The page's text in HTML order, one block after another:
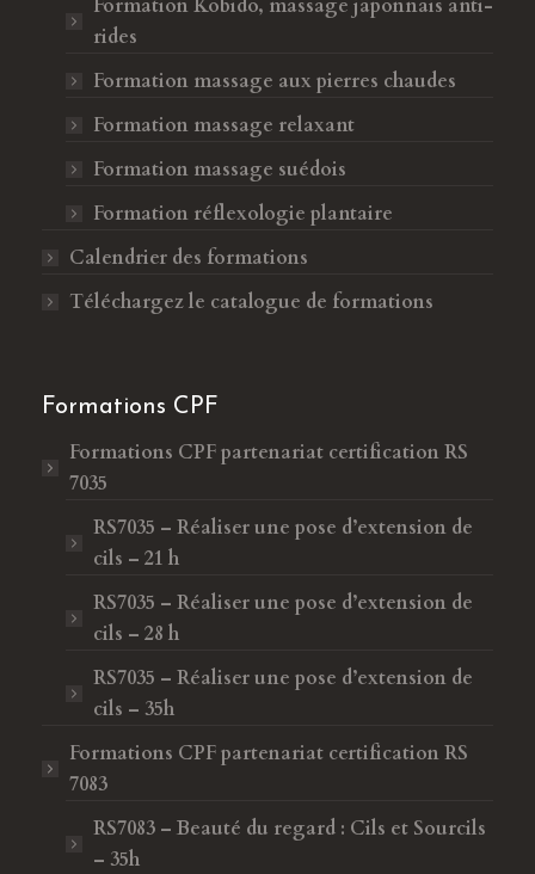
Formation Kobido, massage japonnais anti-
rides
Formation massage aux pierres chaudes
Formation massage relaxant
Formation massage suédois
Formation réflexologie plantaire
Calendrier des formations
Téléchargez le catalogue de formations
Formations CPF
Formations CPFpartenariat certification RS
7035
RS7035 – Réaliser une pose d’extension de
cils – 21 h
RS7035 – Réaliser une pose d’extension de
cils – 28 h
RS7035 – Réaliser une pose d’extension de
cils – 35h
Formations CPFpartenariat certification RS
7083
RS7083 – Beauté du regard : Cils et Sourcils
– 35h